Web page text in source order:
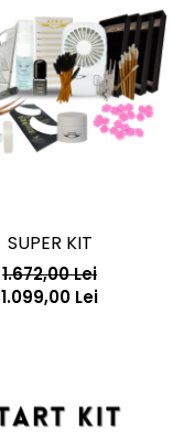
SUPER KIT
1.672,00 Lei
1.099,00 Lei